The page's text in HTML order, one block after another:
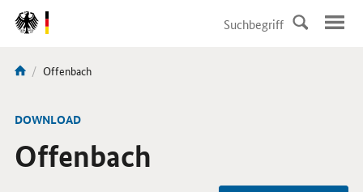
DirektZu:
Navigation
Sie
hier:
Aktuelle
Offenbach
DOWNLOAD
Offenbach